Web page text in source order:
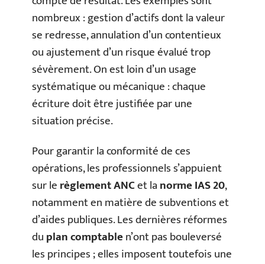
nombreux : gestion d’actifs dont la valeur
se redresse, annulation d’un contentieux
ou ajustement d’un risque évalué trop
sévèrement. On est loin d’un usage
systématique ou mécanique : chaque
écriture doit être justifiée par une
situation précise.
Pour garantir la conformité de ces
opérations, les professionnels s’appuient
sur lerèglement ANCet lanorme IAS 20,
notamment en matière de subventions et
d’aides publiques. Les dernières réformes
duplan comptablen’ont pas bouleversé
les principes ; elles imposent toutefois une